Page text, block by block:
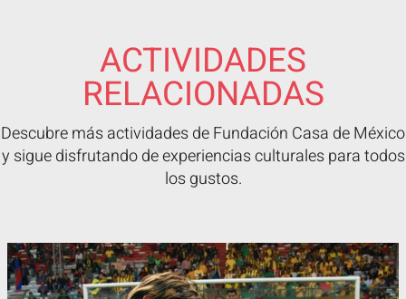
ACTIVIDADES
RELACIONADAS
Descubre más actividades de Fundación Casa de México
y sigue disfrutando de experiencias culturales para todos
los gustos.